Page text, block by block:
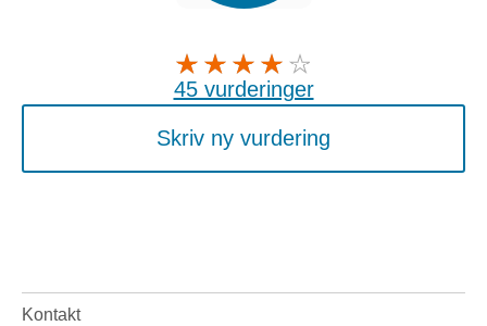
45 vurderinger
Skriv ny vurdering
Kontakt